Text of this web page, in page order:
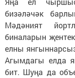
бизәләчәк
Мәдәният
биналарын
елны
Агымдагы елда
бит. Шуңа да